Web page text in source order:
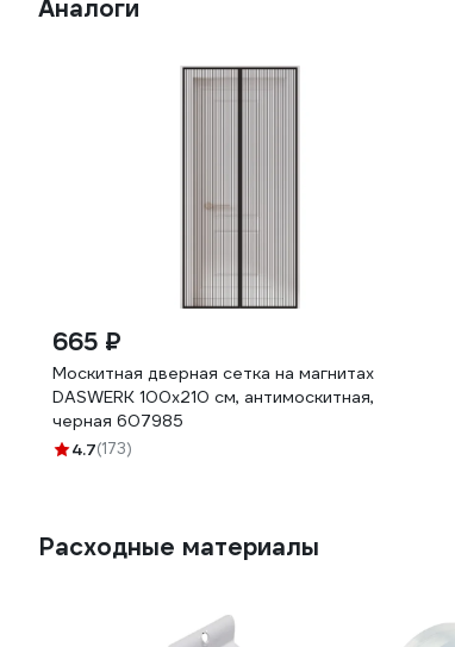
Аналоги
665 ₽
Москитная дверная сетка на магнитах
DASWERK 100x210 см, антимоскитная,
черная 607985
4.7(173)
Расходные материалы